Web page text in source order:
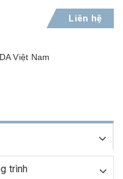
Liên hệ
Việt Nam
trình